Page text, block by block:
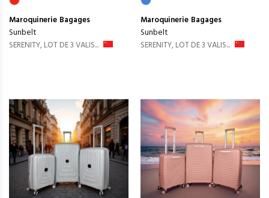
Maroquinerie Bagages
Sunbelt
SERENITY, LOT DE 3 VALIS...
Maroquinerie Bagages
Sunbelt
SERENITY, LOT DE 3 VALIS...